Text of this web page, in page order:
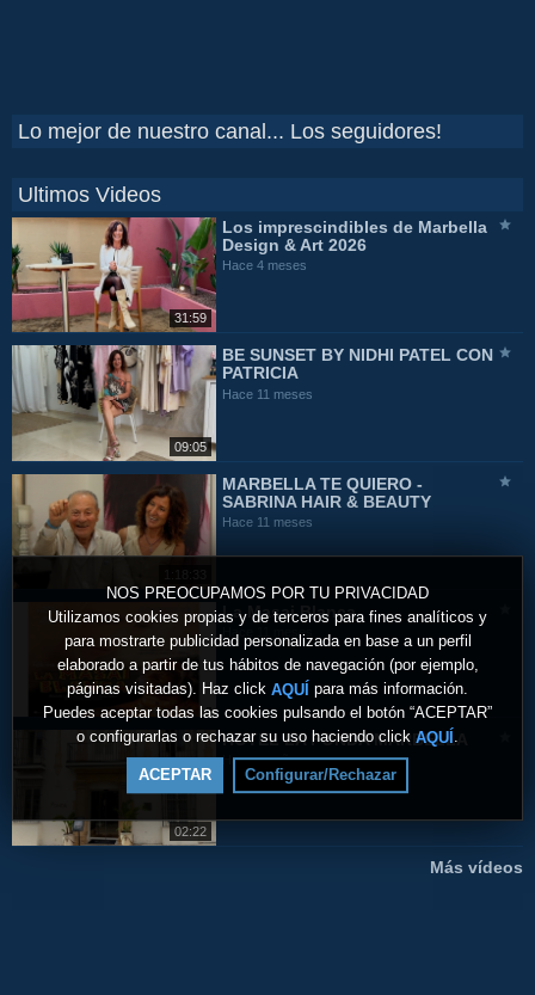
NOS PREOCUPAMOS POR TU PRIVACIDAD
Utilizamos cookies propias y de terceros para fines analíticos y
para mostrarte publicidad personalizada en base a un perfil
elaborado a partir de tus hábitos de navegación (por ejemplo,
páginas visitadas). Haz click AQUÍ para más información.
Puedes aceptar todas las cookies pulsando el botón “ACEPTAR”
o configurarlas o rechazar su uso haciendo click AQUÍ .
ACEPTAR Configurar/Rechazar
Lo mejor de nuestro canal... Los seguidores!
Ultimos Videos
31:59
Los imprescindibles de Marbella
Design & Art 2026
Hace 4 meses
09:05
BE SUNSET BY NIDHI PATEL CON
PATRICIA
Hace 11 meses
MARBELLA TE QUIERO -
SABRINA HAIR & BEAUTY
Hace 11 meses
La Masai Blanca
Hace 11 meses
02:22
HOTEL LA FONDA MARBELLA
Hace un año
Más vídeos